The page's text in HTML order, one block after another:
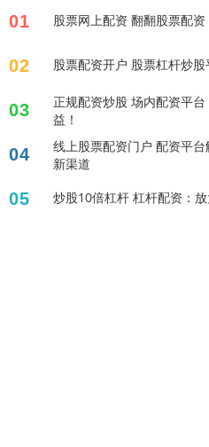
01 股票网上配资 翻翻股票配资
02 股票配资开户 股票杠杆炒
03
正规配资炒股 场内配资平
益！
04
线上股票配资门户 配资平
新渠道
05 炒股10倍杠杆 杠杆配资：